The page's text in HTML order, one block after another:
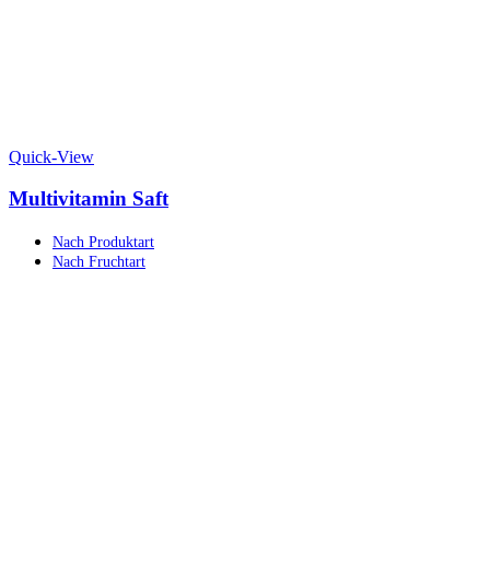
Quick-View
Multivitamin Saft
Nach Produktart
Nach Fruchtart